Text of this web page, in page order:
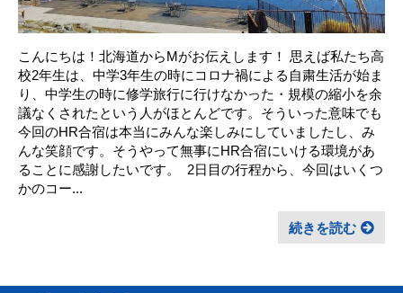
こんにちは！北海道からMがお伝えします！ 思えば私たち高
校2年生は、中学3年生の時にコロナ禍による自粛生活が始ま
り、中学生の時に修学旅行に行けなかった・規模の縮小を余
議なくされたという人がほとんどです。そういった意味でも
今回のHR合宿は本当にみんな楽しみにしていましたし、み
んな笑顔です。そうやって無事にHR合宿にいける環境があ
ることに感謝したいです。 ㅤ 2日目の行程から、今回はいくつ
かのコー...
続きを読む